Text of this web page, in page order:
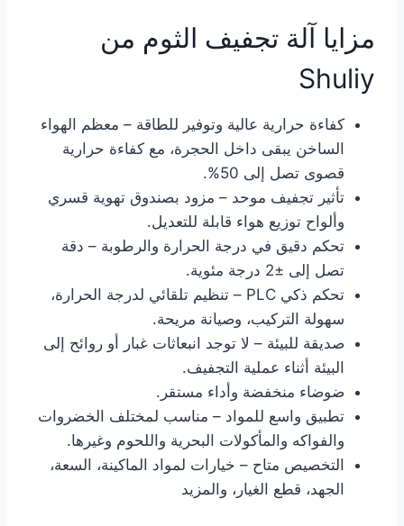
مزايا آلة تجفيف الثوم من
Shuliy
كفاءة حرارية عالية وتوفير للطاقة – معظم الهواء
الساخن يبقى داخل الحجرة، مع كفاءة حرارية
قصوى تصل إلى 50%.
تأثير تجفيف موحد – مزود بصندوق تهوية قسري
وألواح توزيع هواء قابلة للتعديل.
تحكم دقيق في درجة الحرارة والرطوبة – دقة
تصل إلى ±2 درجة مئوية.
تحكم ذكي PLC – تنظيم تلقائي لدرجة الحرارة،
سهولة التركيب، وصيانة مريحة.
صديقة للبيئة – لا توجد انبعاثات غبار أو روائح إلى
البيئة أثناء عملية التجفيف.
ضوضاء منخفضة وأداء مستقر.
تطبيق واسع للمواد – مناسب لمختلف الخضروات
والفواكه والمأكولات البحرية واللحوم وغيرها.
التخصيص متاح – خيارات لمواد الماكينة، السعة،
الجهد، قطع الغيار، والمزيد